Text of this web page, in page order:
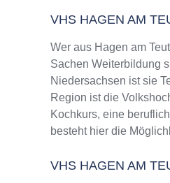
VHS HAGEN AM
Wer aus Hagen am
Sachen Weiterbildung
Niedersachsen ist sie
Region ist die
Kochkurs, eine
besteht hier die
VHS HAGEN AM